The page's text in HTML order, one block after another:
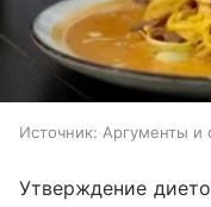
Источник: Аргументы и
Утверждение